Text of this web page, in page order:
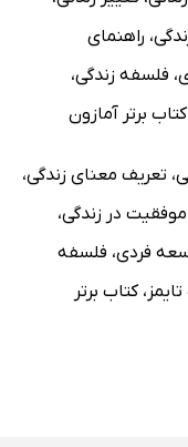
، راهنمای
، فلسفه زندگی،
کتاب برتر آمازون
، تعریف معنای زندگی،
موفقیت در زندگی،
فردی، فلسفه
،کتاب برتر